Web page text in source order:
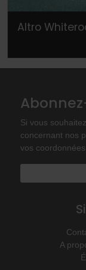
Altro
Si vous
concernant nos
vos coordonnées.
A